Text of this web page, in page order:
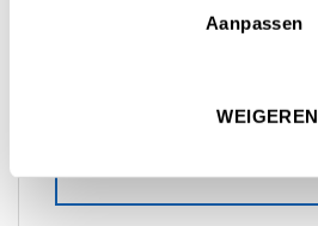
Aanpassen
WEIGEREN
beoordeling schrijven.